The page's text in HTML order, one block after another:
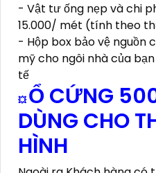
- Vật tư ống nẹp và chi
15.000/ mét (tính theo
- Hộp box bảo vệ nguồn
mỹ cho ngôi nhà của
tế
💥Ổ CỨNG
DÙNG CHO
HÌNH